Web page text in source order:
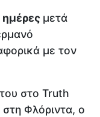
ημέρες μετά
με τον
στο Truth
Φλόριντα, ο